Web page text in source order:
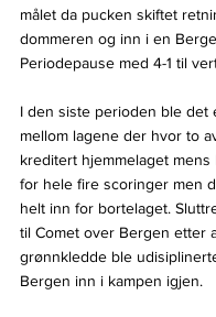
målet da pucken skiftet
dommeren og inn i en
Periodepause med 4-1 til
I den siste perioden ble det
mellom lagene der hvor to
kreditert hjemmelaget
for hele fire scoringer men
helt inn for bortelaget.
til Comet over Bergen etter
grønnkledde ble
Bergen inn i kampen igjen.